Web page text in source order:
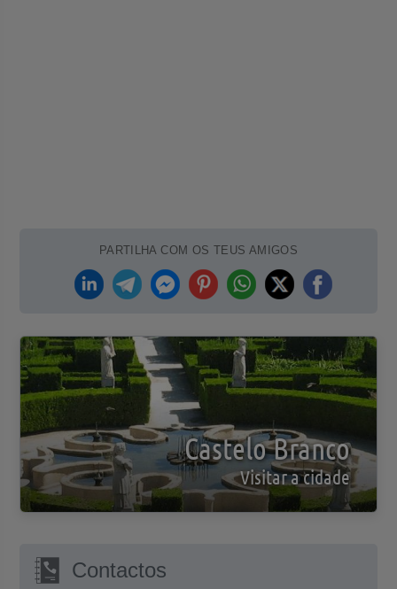
PARTILHA COM OS TEUS AMIGOS
Castelo Branco
Visitar a cidade
Contactos